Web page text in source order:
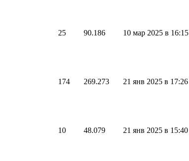
25 90.186 10 мар 2025 в 16:15
174 269.273 21 янв 2025 в 17:26
10 48.079 21 янв 2025 в 15:40